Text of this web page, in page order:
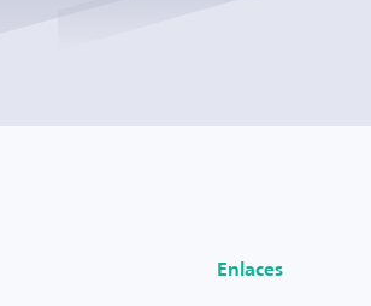
Enlaces